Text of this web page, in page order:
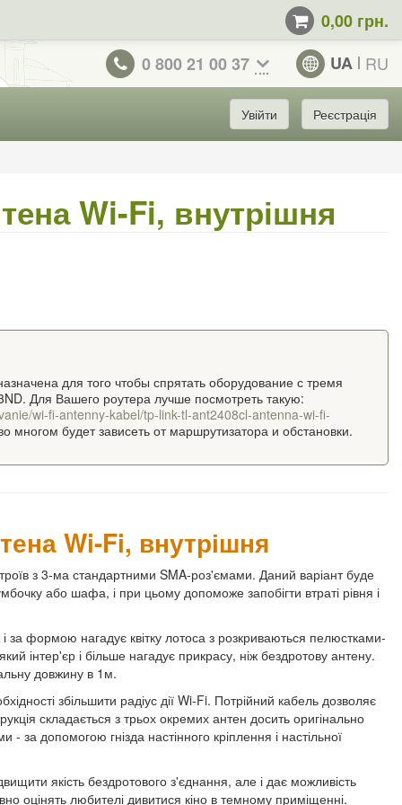
0,00 грн.
0 800 21 00 37 UA RU
Увійти Реєстрація
Wi-Fi, внутрішня
для того чтобы спрятать оборудование с тремя
Для Вашего роутера лучше посмотреть такую:
wi-fi-antenny-kabel/tp-link-tl-ant2408cl-antenna-wi-fi-
многом будет зависеть от маршрутизатора и обстановки.
Wi-Fi, внутрішня
з 3-ма стандартними SMA-роз'ємами. Даний варіант буде
або шафа, і при цьому допоможе запобігти втраті рівня і
за формою нагадує квітку лотоса з розкриваються пелюстками-
інтер'єр і більше нагадує прикрасу, ніж бездротову антену.
довжину в 1м.
збільшити радіус дії Wi-Fi. Потрійний кабель дозволяє
складається з трьох окремих антен досить оригінально
за допомогою гнізда настінного кріплення і настільної
якість бездротового з'єднання, але і дає можливість
оцінять любителі дивитися кіно в темному приміщенні.